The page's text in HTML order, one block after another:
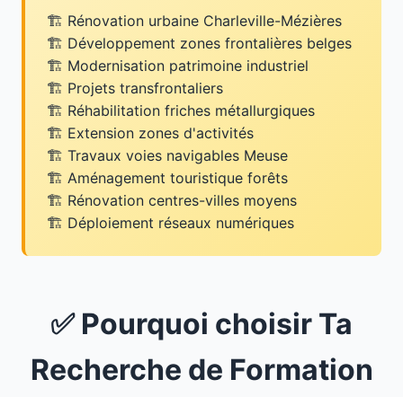
Rénovation urbaine Charleville-Mézières
Développement zones frontalières belges
Modernisation patrimoine industriel
Projets transfrontaliers
Réhabilitation friches métallurgiques
Extension zones d'activités
Travaux voies navigables Meuse
Aménagement touristique forêts
Rénovation centres-villes moyens
Déploiement réseaux numériques
✅ Pourquoi choisir Ta
Recherche de Formation